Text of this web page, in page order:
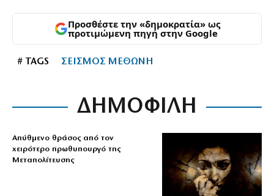
Προσθέστε την «δημοκρατία» ως
προτιμώμενη πηγή στην Google
# TAGS ΣΕΙΣΜΟΣ ΜΕΘΩΝΗ
ΔΗΜΟΦΙΛΗ
Απύθμενο θράσος από τον
χειρότερο πρωθυπουργό της
Μεταπολίτευσης